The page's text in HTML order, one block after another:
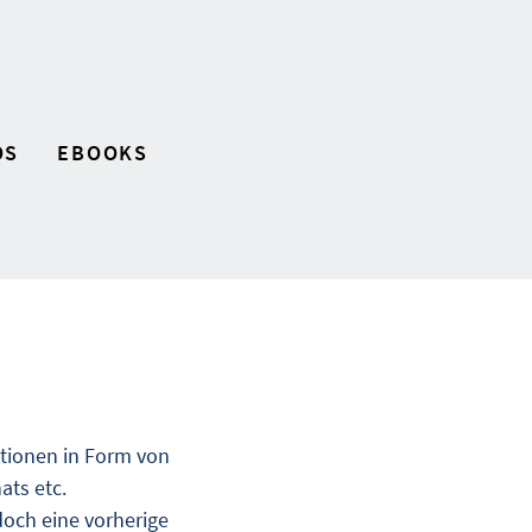
EBOOKS
in Form von
etc.
eine vorherige